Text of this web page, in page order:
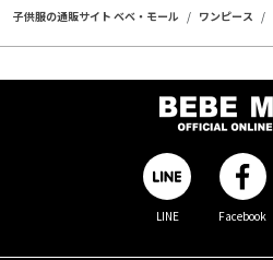
子供服の通販サイト ベベ・モール ワンピース
LINE Facebook